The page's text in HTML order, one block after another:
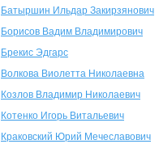
Батыршин Ильдар Закирзянович
Борисов Вадим Владимирович
Брекис Эдгарс
Волкова Виолетта Николаевна
Козлов Владимир Николаевич
Котенко Игорь Витальевич
Краковский Юрий Мечеславович